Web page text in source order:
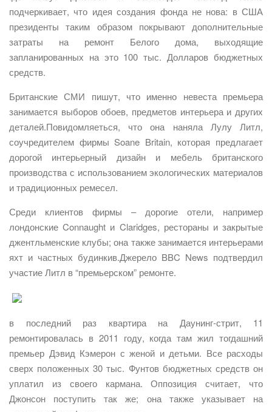
подчеркивает, что идея создания фонда не нова: в США
президенты таким образом покрывают дополнительные
затраты на ремонт Белого дома, выходящие
запланированных на это 100 тыс. Долларов бюджетных
средств.
Британские СМИ пишут, что именно невеста премьера
занимается выборов обоев, предметов интерьера и других
деталей.Повидомляеться, что она наняла Лулу Литл,
соучредителем фирмы Soane Britain, которая предлагает
дорогой интерьерный дизайн и мебель британского
производства с использованием экологических материалов
и традиционных ремесел.
Среди клиентов фирмы – дорогие отели, например
лондонские Connaught и Claridges, рестораны и закрытые
джентльменские клубы; она также занимается интерьерами
яхт и частных будинкив.Джерело BBC News подтвердил
участие Литл в “премьерском” ремонте.
в последний раз квартира на Даунинг-стрит, 11
ремонтировалась в 2011 году, когда там жил тогдашний
премьер Дэвид Кэмерон с женой и детьми. Все расходы
сверх положенных 30 тыс. Фунтов бюджетных средств он
уплатил из своего кармана. Оппозиция считает, что
Джонсон поступить так же; она также указывает на